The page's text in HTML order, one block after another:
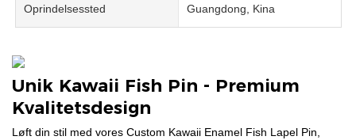
Oprindelsessted Guangdong, Kina
Unik Kawaii Fish Pin - Premium
Kvalitetsdesign
Løft din stil med vores Custom Kawaii Enamel Fish Lapel Pin,